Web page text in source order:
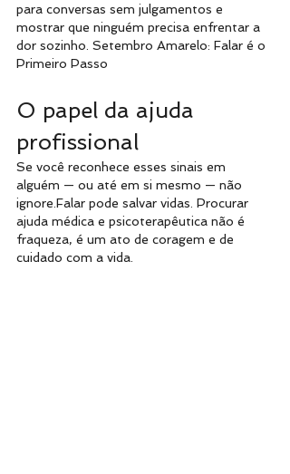
para conversas sem julgamentos e
mostrar que ninguém precisa enfrentar a
dor sozinho. Setembro Amarelo: Falar é o
Primeiro Passo
O papel da ajuda
profissional
Se você reconhece esses sinais em
alguém — ou até em si mesmo — não
ignore.Falar pode salvar vidas. Procurar
ajuda médica e psicoterapêutica não é
fraqueza, é um ato de coragem e de
cuidado com a vida.